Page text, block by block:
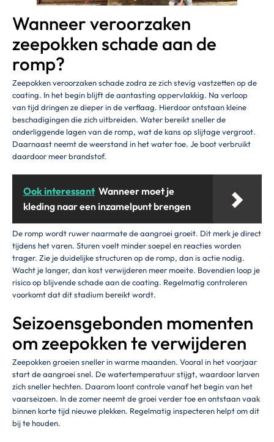
Wanneer veroorzaken
zeepokken schade aan de
romp?
Zeepokken veroorzaken schade zodra ze zich stevig vastzetten op de
coating. In het begin blijft de aantasting oppervlakkig. Na verloop
van tijd dringen ze dieper in de verflaag. Hierdoor ontstaan kleine
beschadigingen die zich uitbreiden. Water bereikt sneller de
onderliggende lagen van de romp, wat de kans op slijtage vergroot.
Daarnaast neemt de weerstand in het water toe. Je boot verbruikt
daardoor meer brandstof.
Ook interessant Wanneer moet je
kleding naar een inzamelpunt brengen
De romp wordt ruwer naarmate de aangroei groeit. Dit merk je direct
tijdens het varen. Sturen voelt minder soepel en reacties worden
trager. Zie je duidelijke structuren op de romp, dan is actie nodig.
Wacht je langer, dan kost verwijderen meer moeite. Bovendien loop je
risico op blijvende schade aan de coating. Regelmatig controleren
voorkomt dat dit stadium bereikt wordt.
Seizoensgebonden momenten
om zeepokken te verwijderen
Zeepokken groeien sneller in warme maanden. Vooral in het voorjaar
start de aangroei snel. De watertemperatuur stijgt, waardoor larven
zich sneller hechten. Daarom loont controle vanaf het begin van het
vaarseizoen. In de zomer neemt de groei verder toe en ontstaan vaak
binnen korte tijd nieuwe plekken. Regelmatig inspecteren helpt om dit
bij te houden.